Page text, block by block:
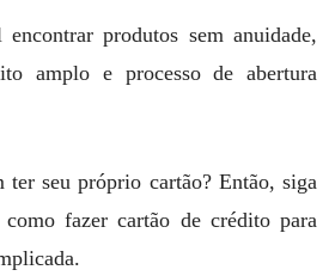
produtos sem anuidade,
amplo e processo de abertura
ter seu próprio cartão? Então, siga
fazer cartão de crédito para